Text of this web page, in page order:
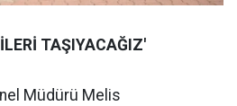
TAŞIYACAĞIZ'
Müdürü Melis